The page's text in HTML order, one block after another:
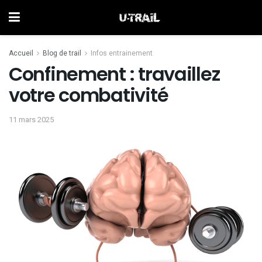
Accueil Blog de trail Infos entrainement
Confinement : travaillez
votre combativité
11 mars 2025